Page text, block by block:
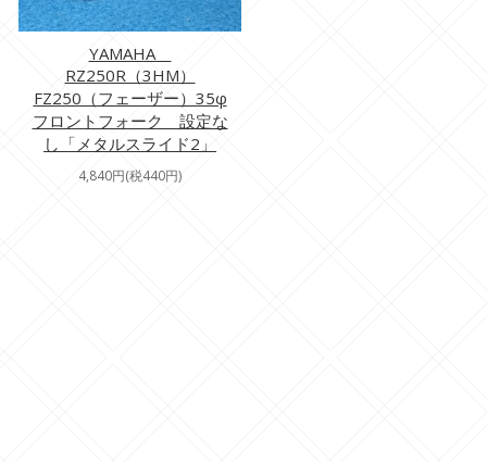
YAMAHA
RZ250R（3HM）
FZ250（フェーザー）35φ
フロントフォーク 設定な
し「メタルスライド2」
4,840円(税440円)